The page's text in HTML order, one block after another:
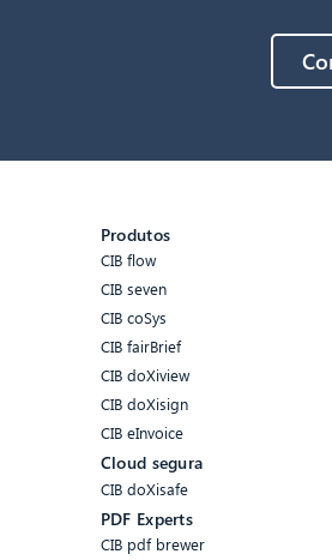
Produtos
CIB flow
CIB seven
CIB coSys
CIB fairBrief
CIB doXiview
CIB doXisign
CIB eInvoice
Cloud segura
CIB doXisafe
PDF Experts
CIB pdf brewer